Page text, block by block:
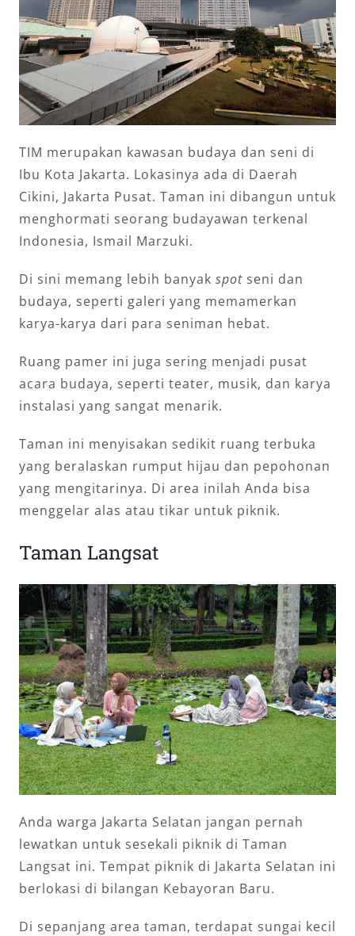
TIM merupakan kawasan budaya dan seni di
Ibu Kota Jakarta. Lokasinya ada di Daerah
Cikini, Jakarta Pusat. Taman ini dibangun untuk
menghormati seorang budayawan terkenal
Indonesia, Ismail Marzuki.
Di sini memang lebih banyak spotseni dan
budaya, seperti galeri yang memamerkan
karya-karya dari para seniman hebat.
Ruang pamer ini juga sering menjadi pusat
acara budaya, seperti teater, musik, dan karya
instalasi yang sangat menarik.
Taman ini menyisakan sedikit ruang terbuka
yang beralaskan rumput hijau dan pepohonan
yang mengitarinya. Di area inilah Anda bisa
menggelar alas atau tikar untuk piknik.
Taman Langsat
Anda warga Jakarta Selatan jangan pernah
lewatkan untuk sesekali piknik di Taman
Langsat ini. Tempat piknik di Jakarta Selatan ini
berlokasi di bilangan Kebayoran Baru.
Di sepanjang area taman, terdapat sungai kecil